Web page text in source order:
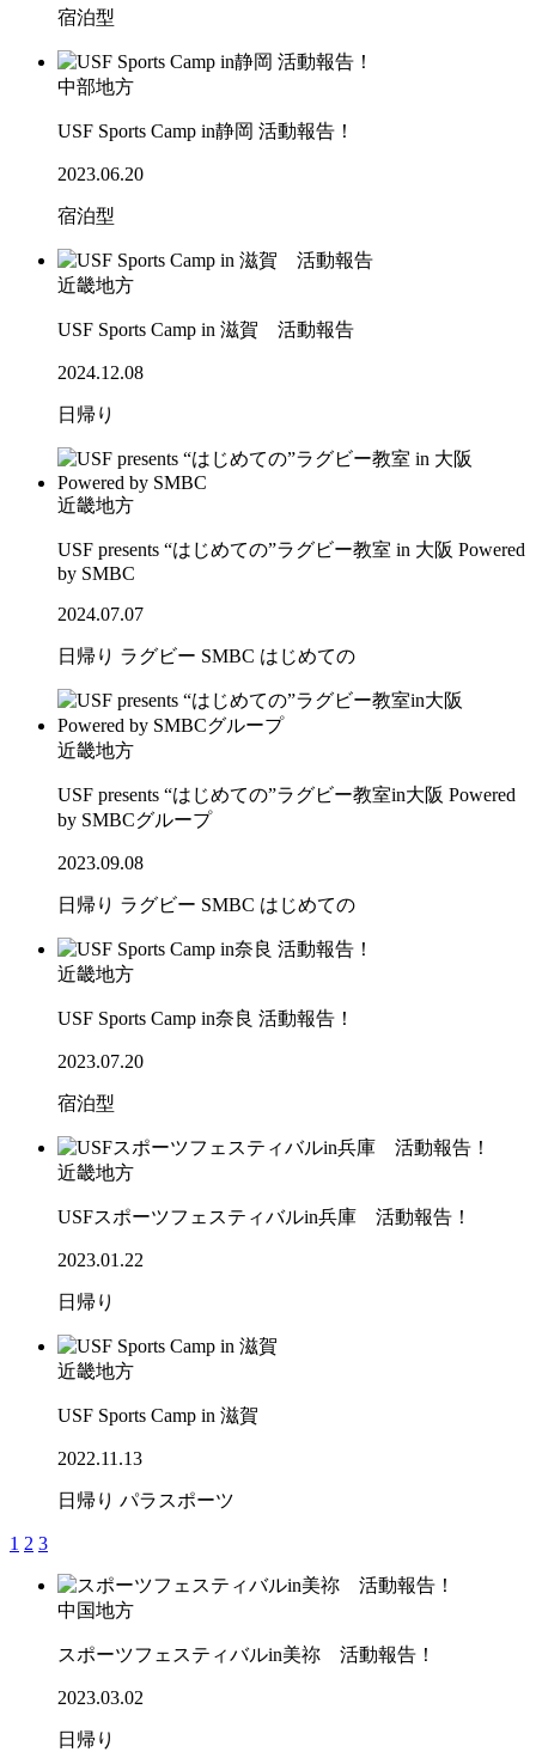
宿泊型
中部地方
USF Sports Camp in静岡 活動報告！
2023.06.20
宿泊型
近畿地方
USF Sports Camp in 滋賀 活動報告
2024.12.08
日帰り
近畿地方
USF presents “はじめての”ラグビー教室 in 大阪 Powered
by SMBC
2024.07.07
日帰り ラグビー SMBC はじめての
近畿地方
USF presents “はじめての”ラグビー教室in大阪 Powered
by SMBCグループ
2023.09.08
日帰り ラグビー SMBC はじめての
近畿地方
USF Sports Camp in奈良 活動報告！
2023.07.20
宿泊型
近畿地方
USFスポーツフェスティバルin兵庫 活動報告！
2023.01.22
日帰り
近畿地方
USF Sports Camp in 滋賀
2022.11.13
日帰り パラスポーツ
1 2 3
中国地方
スポーツフェスティバルin美祢 活動報告！
2023.03.02
日帰り